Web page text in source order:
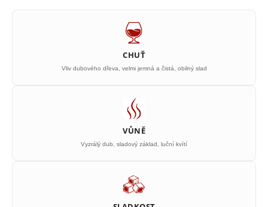
CHUŤ
Vliv dubového dřeva, velmi jemná a čistá, obilný slad
VŮNĚ
Vyzrálý dub, sladový základ, luční kvítí